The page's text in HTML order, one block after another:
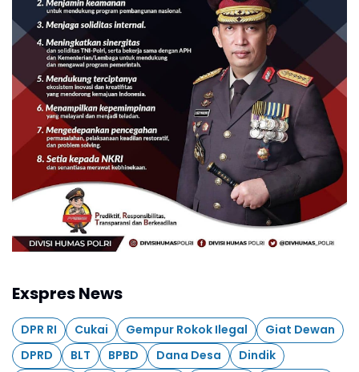
Exspres News
DPR RI Cukai Gempur Rokok Ilegal
Giat Dewan
DPRD
BLT BPBD Dana Desa
Dindik